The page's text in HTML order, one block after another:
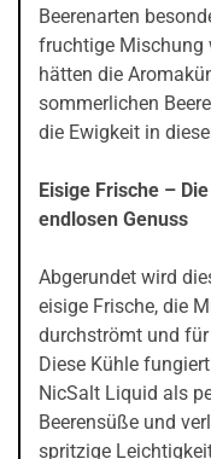
Beerenarten
fruchtige Mischung
hätten die
sommerlichen
die Ewigkeit in
Eisige Frische –
endlosen Genuss
Abgerundet wird
eisige Frische, die
durchströmt und
Diese Kühle
NicSalt Liquid als
Beerensüße und
spritzige